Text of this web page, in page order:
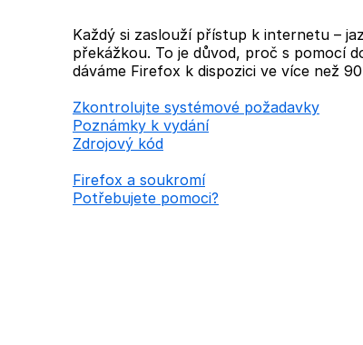
Každý si zaslouží přístup k internetu –
překážkou. To je důvod, proč s pomocí
dáváme Firefox k dispozici ve více než
Zkontrolujte systémové požadavky
Poznámky k vydání
Zdrojový kód
Firefox a soukromí
Potřebujete pomoci?